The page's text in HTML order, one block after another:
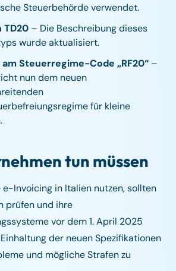
Steuerbehörde verwendet.
TD20 – Die Beschreibung dieses
wurde aktualisiert.
Steuerregime-Code „RF20“ –
nun dem neuen
für kleine
tun müssen
e-Invoicing in Italien nutzen, sollten
prüfen und ihre
vor dem 1. April 2025
der neuen Spezifikationen
und mögliche Strafen zu